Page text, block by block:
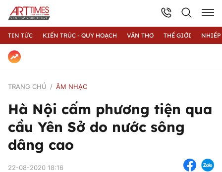
TIN TỨC KIẾN TRÚC - QUY HOẠCH VĂN THƠ THẾ GIỚI
TRANG CHỦ ÂM NHẠC
Hà Nội cấm phương tiện qua
cầu Yên Sở do nước sông
dâng cao
22-08-2020 18:16